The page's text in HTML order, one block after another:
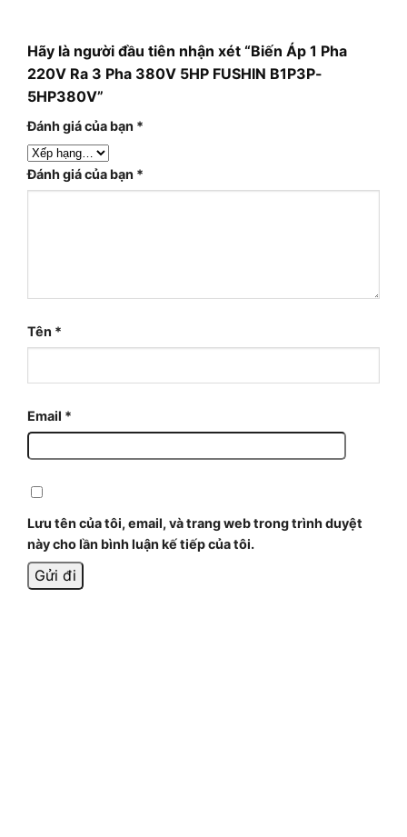
Hãy là người đầu tiên nhận xét “Biến Áp 1 Pha
220V Ra 3 Pha 380V 5HP FUSHIN B1P3P-
5HP380V”
Đánh giá của bạn *
Đánh giá của bạn *
Tên *
Email *
Lưu tên của tôi, email, và trang web trong trình duyệt
này cho lần bình luận kế tiếp của tôi.